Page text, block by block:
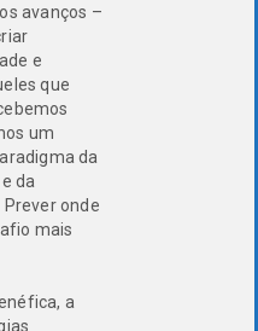
avanços –
e
que
um
da
da
onde
mais
a